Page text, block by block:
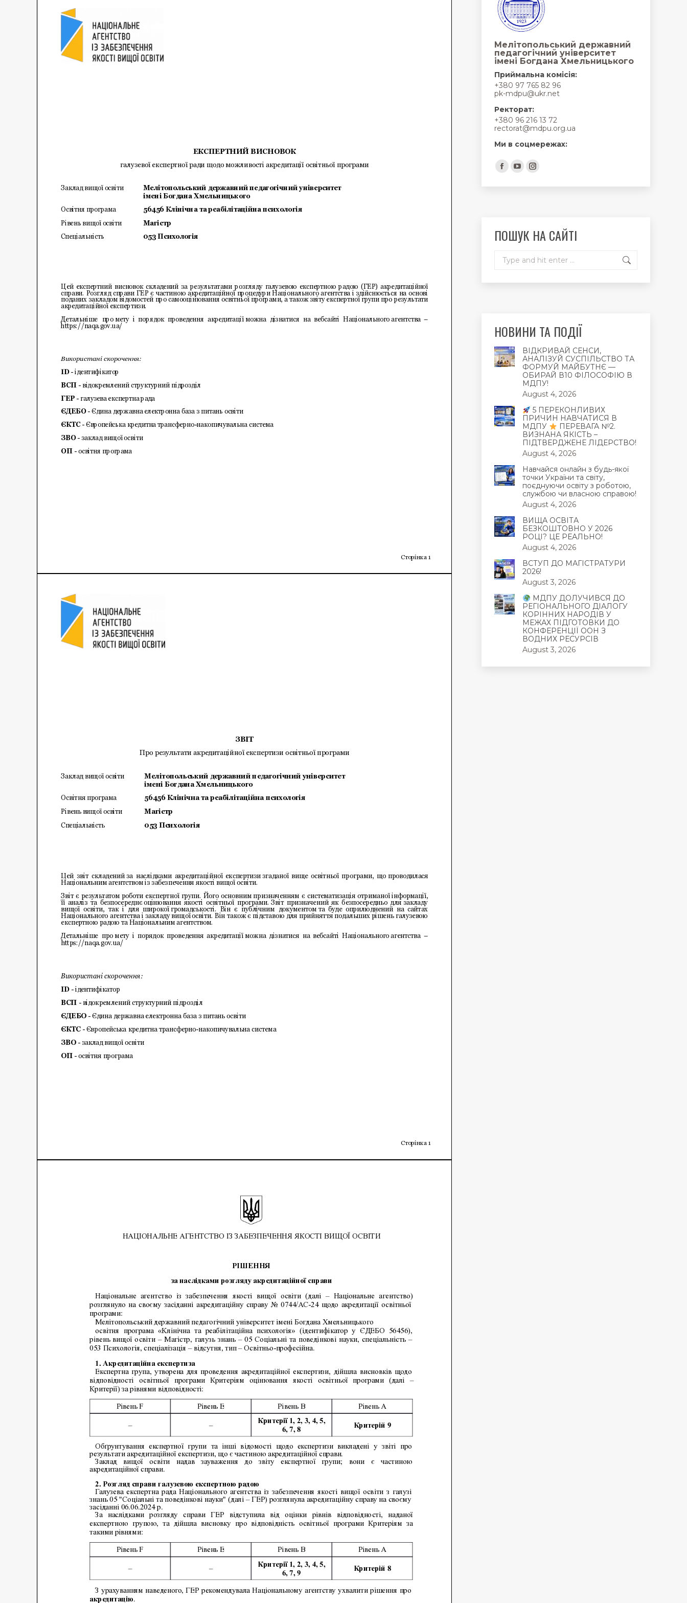
Мелітопольський державний
педагогічний університет
імені Богдана Хмельницького
Приймальна комісія:
+380 97 765 82 96
pk-mdpu@ukr.net
Ректорат:
+380 96 216 13 72
rectorat@mdpu.org.ua
Ми в соцмережах:
Find us on:
Facebook
page
window
YouTube
page
window
Instagram
page
window
ПОШУК НА САЙТІ
НОВИНИ ТА ПОДІЇ
ВІДКРИВАЙ СЕНСИ,
АНАЛІЗУЙ СУСПІЛЬСТВО ТА
ФОРМУЙ МАЙБУТНЄ —
ОБИРАЙ В10 ФІЛОСОФІЮ В
МДПУ!
August 4, 2026
5 ПЕРЕКОНЛИВИХ
ПРИЧИН НАВЧАТИСЯ В
МДПУ
ПЕРЕВАГА №2.
ВИЗНАНА ЯКІСТЬ –
ПІДТВЕРДЖЕНЕ ЛІДЕРСТВО!
August 4, 2026
Навчайся онлайн з будь-якої
точки України та світу,
поєднуючи освіту з роботою,
службою чи власною справою!
August 4, 2026
ВИЩА ОСВІТА
БЕЗКОШТОВНО У 2026
РОЦІ? ЦЕ РЕАЛЬНО!
August 4, 2026
ВСТУП ДО МАГІСТРАТУРИ
2026!
August 3, 2026
МДПУ ДОЛУЧИВСЯ ДО
РЕГІОНАЛЬНОГО ДІАЛОГУ
КОРІННИХ НАРОДІВ У
МЕЖАХ ПІДГОТОВКИ ДО
КОНФЕРЕНЦІЇ ООН З
ВОДНИХ РЕСУРСІВ
August 3, 2026